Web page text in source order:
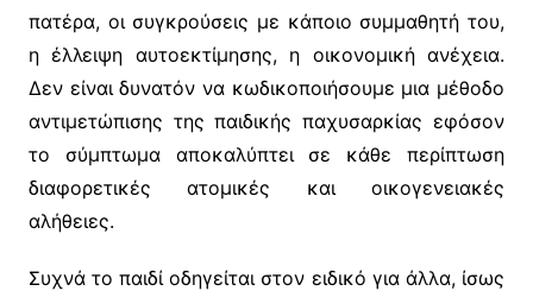
πατέρα, οι συγκρούσεις με κάποιο συμμαθητή του,
η έλλειψη αυτοεκτίμησης, η οικονομική ανέχεια.
Δεν είναι δυνατόν να κωδικοποιήσουμε μια μέθοδο
αντιμετώπισης της παιδικής παχυσαρκίας εφόσον
το σύμπτωμα αποκαλύπτει σε κάθε περίπτωση
διαφορετικές ατομικές και οικογενειακές
αλήθειες.
Συχνά το παιδί οδηγείται στον ειδικό για άλλα, ίσως